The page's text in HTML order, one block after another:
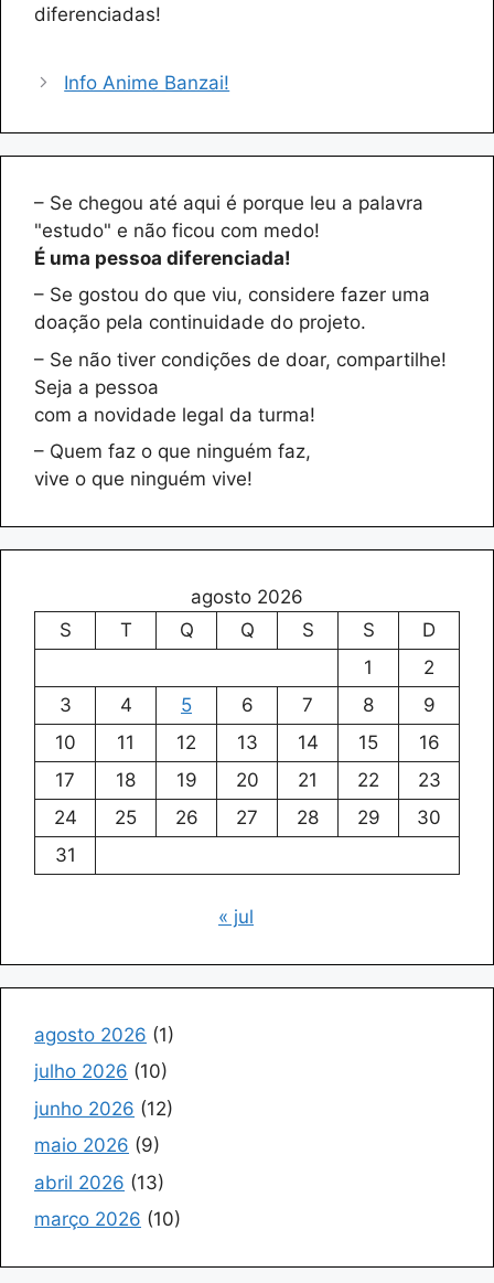
diferenciadas!
Info Anime Banzai!
– Se chegou até aqui é porque leu a palavra
"estudo" e não ficou com medo!
É uma pessoa diferenciada!
– Se gostou do que viu, considere fazer uma
doação pela continuidade do projeto.
– Se não tiver condições de doar, compartilhe!
Seja a pessoa
com a novidade legal da turma!
– Quem faz o que ninguém faz,
vive o que ninguém vive!
agosto 2026
S
T Q Q S S
D
1
2
3
4 5 6 7 8
9
10
11 12 13 14 15
16
17
18 19 20 21 22
23
24
25 26 27 28 29
30
31
« jul
agosto 2026 (1)
julho 2026 (10)
junho 2026 (12)
maio 2026 (9)
abril 2026 (13)
março 2026 (10)